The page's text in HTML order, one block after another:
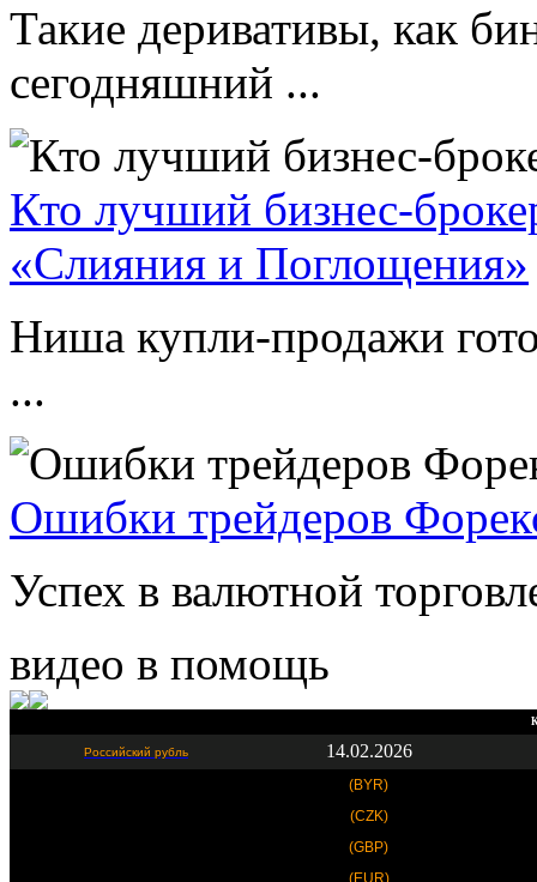
Такие деривативы, как
сегодняшний ...
Кто лучший бизнес-
«Слияния и Поглощения»
Ниша купли-продажи
...
Ошибки трейдеров
Успех в валютной
видео в помощь
Российский рубль 14.02.2026
(BYR)
(CZK)
(GBP)
(EUR)